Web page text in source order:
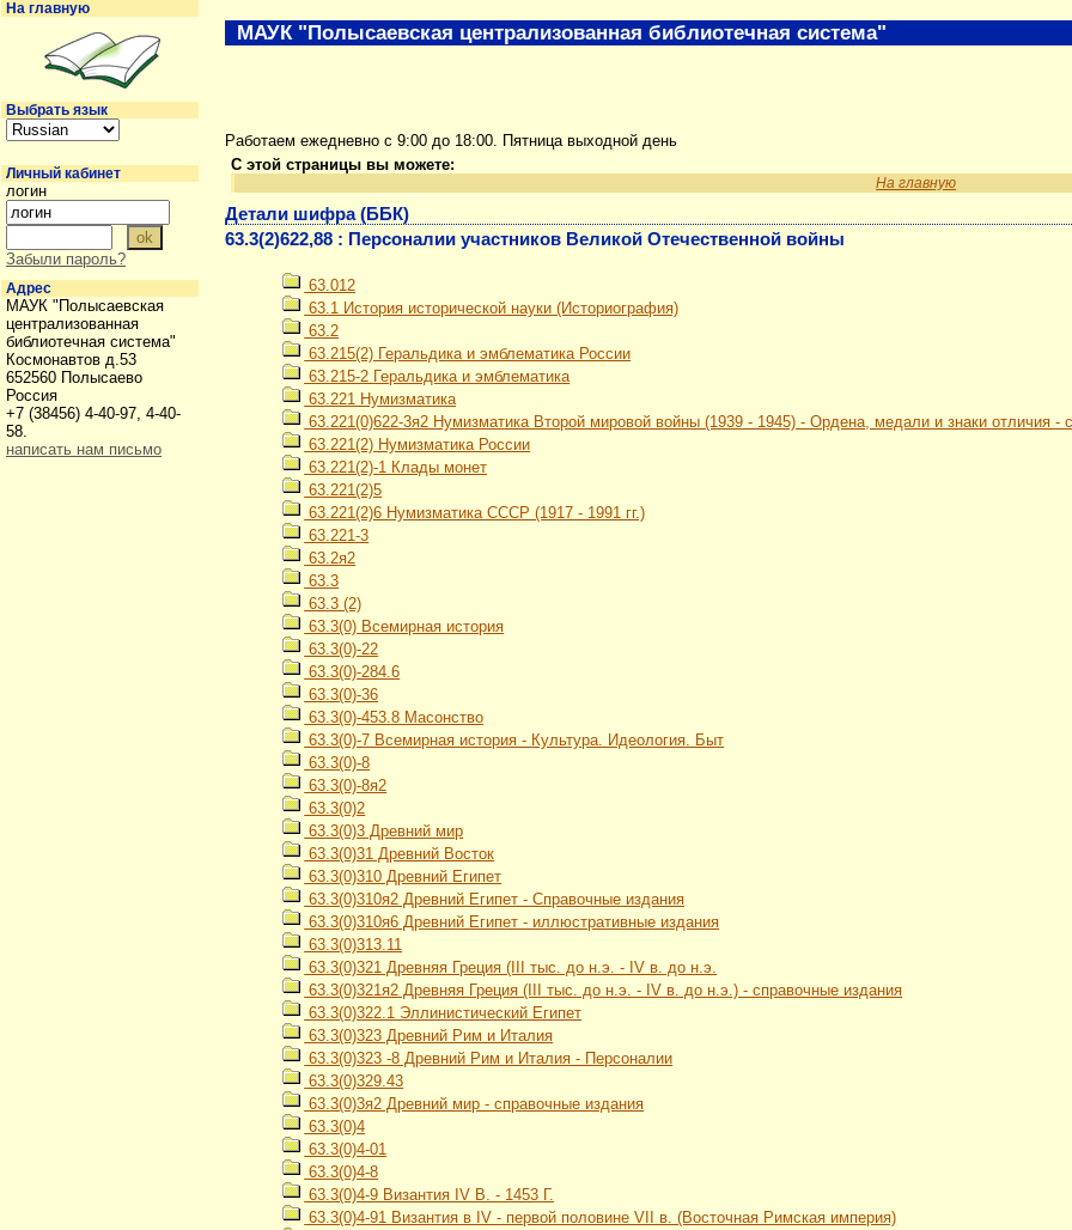
Работаем ежедневно с 9:00 до 18:00. Пятница выходной день
С этой страницы вы можете:
На главную
Детали шифра (ББК)
63.3(2)622,88 : Персоналии участников Великой Отечественной войны
63.012
63.1 История исторической науки (Историография)
63.2
63.215(2) Геральдика и эмблематика России
63.215-2 Геральдика и эмблематика
63.221 Нумизматика
63.221(0)622-3я2 Нумизматика Второй мировой войны (1939 - 1945) - Ордена, медали и знаки отличия -
63.221(2) Нумизматика России
63.221(2)-1 Клады монет
63.221(2)5
63.221(2)6 Нумизматика СССР (1917 - 1991 гг.)
63.221-3
63.2я2
63.3
63.3 (2)
63.3(0) Всемирная история
63.3(0)-22
63.3(0)-284.6
63.3(0)-36
63.3(0)-453.8 Масонство
63.3(0)-7 Всемирная история - Культура. Идеология. Быт
63.3(0)-8
63.3(0)-8я2
63.3(0)2
63.3(0)3 Древний мир
63.3(0)31 Древний Восток
63.3(0)310 Древний Египет
63.3(0)310я2 Древний Египет - Справочные издания
63.3(0)310я6 Древний Египет - иллюстративные издания
63.3(0)313.11
63.3(0)321 Древняя Греция (III тыс. до н.э. - IV в. до н.э.
63.3(0)321я2 Древняя Греция (III тыс. до н.э. - IV в. до н.э.) - справочные издания
63.3(0)322.1 Эллинистический Египет
63.3(0)323 Древний Рим и Италия
63.3(0)323 -8 Древний Рим и Италия - Персоналии
63.3(0)329.43
63.3(0)3я2 Древний мир - справочные издания
63.3(0)4
63.3(0)4-01
63.3(0)4-8
63.3(0)4-9 Византия IV В. - 1453 Г.
63.3(0)4-91 Византия в IV - первой половине VII в. (Восточная Римская империя)
МАУК "Полысаевская централизованная библиотечная система"
На главную
Выбрать язык
Личный кабинет
логин
Забыли пароль?
Адрес
МАУК "Полысаевская
централизованная
библиотечная система"
Космонавтов д.53
652560 Полысаево
Россия
+7 (38456) 4-40-97, 4-40-
58.
написать нам письмо